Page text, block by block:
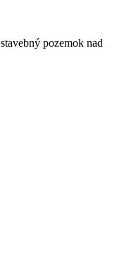
pozemok nad